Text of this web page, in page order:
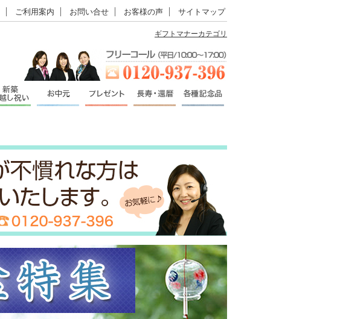
ご利用案内 お問い合せ お客様の声 サイトマップ
ギフトマナーカテゴリ